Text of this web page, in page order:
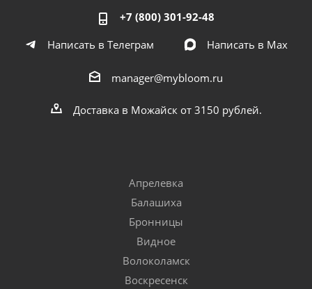
+7 (800) 301-92-48
Написать в Телеграм
Написать в Мах
manager@mybloom.ru
Доставка в Можайск от 3150 рублей.
Апрелевка
Балашиха
Бронницы
Видное
Волоколамск
Воскресенск